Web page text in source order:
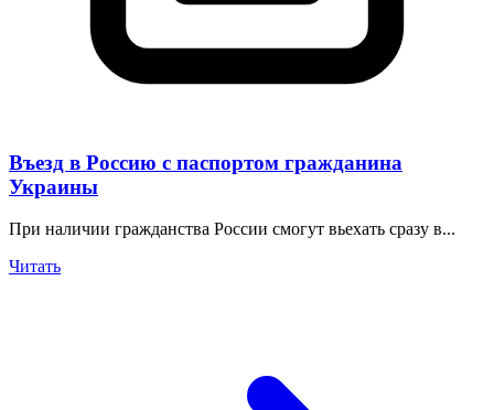
Въезд в Россию с паспортом гражданина
Украины
При наличии гражданства России смогут вьехать сразу в...
Читать